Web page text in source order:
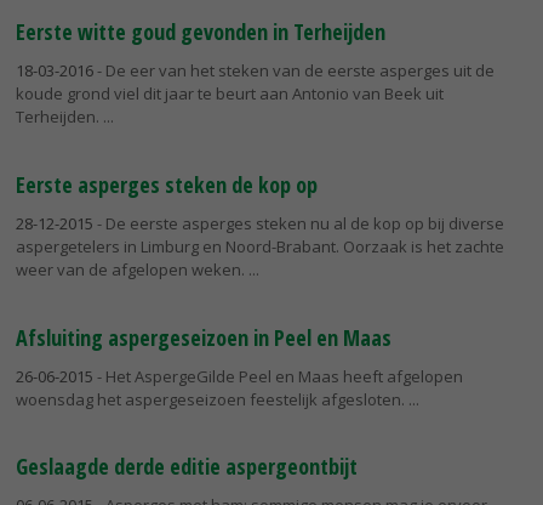
Eerste witte goud gevonden in Terheijden
18-03-2016- De eer van het steken van de eerste asperges uit de
koude grond viel dit jaar te beurt aan Antonio van Beek uit
Terheijden.
Eerste asperges steken de kop op
28-12-2015 - De eerste asperges steken nu al de kop op bij diverse
aspergetelers in Limburg en Noord-Brabant. Oorzaak is het zachte
weer van de afgelopen weken.
Afsluiting aspergeseizoen in Peel en Maas
26-06-2015 - Het AspergeGilde Peel en Maas heeft afgelopen
woensdag het aspergeseizoen feestelijk afgesloten.
Geslaagde derde editie aspergeontbijt